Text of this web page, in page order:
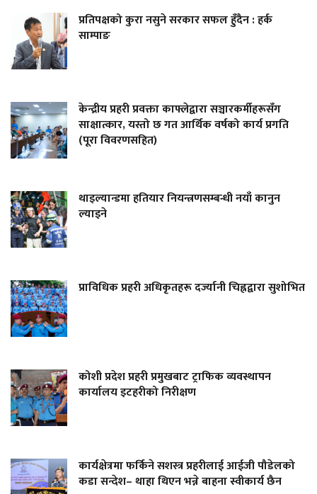
प्रतिपक्षको कुरा नसुने सरकार सफल हुँदैन : हर्क
साम्पाङ
केन्द्रीय प्रहरी प्रवक्ता काफ्लेद्वारा सञ्चारकर्मीहरूसँग
साक्षात्कार, यस्तो छ गत आर्थिक वर्षको कार्य प्रगति
(पूरा विवरणसहित)
थाइल्यान्डमा हतियार नियन्त्रणसम्बन्धी नयाँ कानुन
ल्याइने
प्राविधिक प्रहरी अधिकृतहरू दर्ज्यानी चिह्नद्वारा सुशोभित
कोशी प्रदेश प्रहरी प्रमुखबाट ट्राफिक व्यवस्थापन
कार्यालय इटहरीको निरीक्षण
कार्यक्षेत्रमा फर्किने सशस्त्र प्रहरीलाई आईजी पौडेलको
कडा सन्देश– थाहा थिएन भन्ने बाहना स्वीकार्य छैन